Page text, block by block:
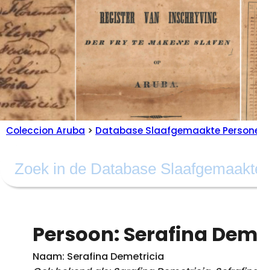
Coleccion Aruba > Database Slaafgemaakte
Persoon: Serafina
Naam: Serafina Demetricia